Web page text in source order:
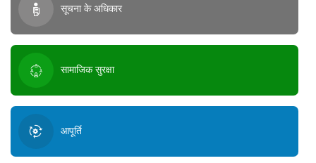
सूचना के अधिकार
सामाजिक सुरक्षा
आपूर्ति